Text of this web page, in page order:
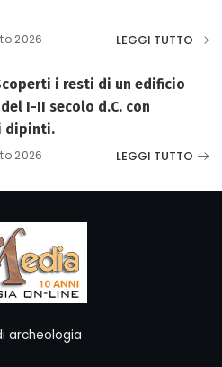
2026 LEGGI TUTTO
Scoperti i resti di un edificio
I-II secolo d.C. con
dipinti.
2026 LEGGI TUTTO
archeologia